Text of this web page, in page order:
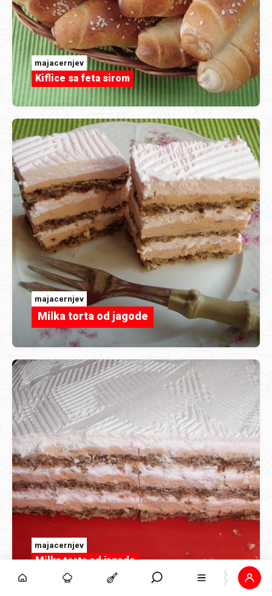
majacernjev
Kiflice sa feta sirom
majacernjev
Milka torta od jagode
majacernjev
Milka torta od jagode